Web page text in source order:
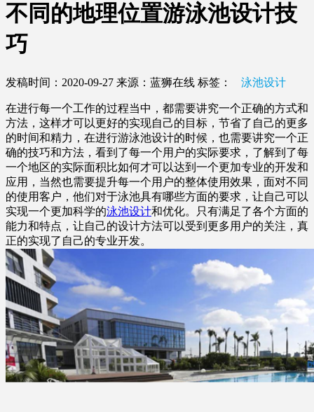
不同的地理位置游泳池设计技
巧
发稿时间：2020-09-27 来源：蓝狮在线 标签： 泳池设计
在进行每一个工作的过程当中，都需要讲究一个正确的方式和
方法，这样才可以更好的实现自己的目标，节省了自己的更多
的时间和精力，在进行游泳池设计的时候，也需要讲究一个正
确的技巧和方法，看到了每一个用户的实际要求，了解到了每
一个地区的实际面积比如何才可以达到一个更加专业的开发和
应用，当然也需要提升每一个用户的整体使用效果，面对不同
的使用客户，他们对于泳池具有哪些方面的要求，让自己可以
实现一个更加科学的泳池设计和优化。只有满足了各个方面的
能力和特点，让自己的设计方法可以受到更多用户的关注，真
正的实现了自己的专业开发。